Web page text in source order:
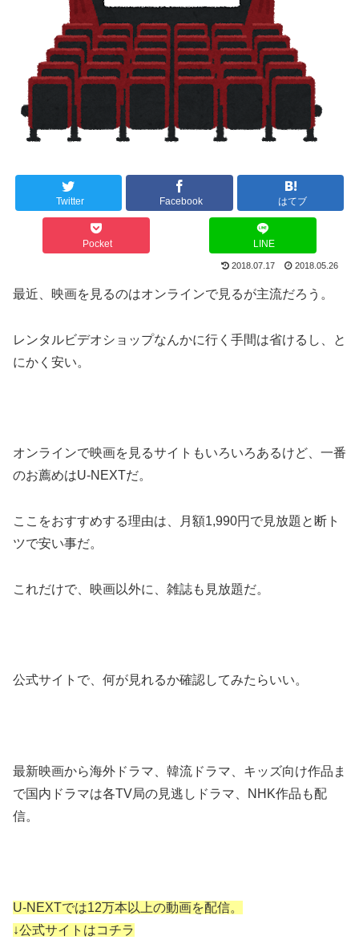
Twitter Facebook はてブ
Pocket LINE
2018.07.17 2018.05.26
最近、映画を見るのはオンラインで見るが主流だろう。
レンタルビデオショップなんかに行く手間は省けるし、と
にかく安い。
オンラインで映画を見るサイトもいろいろあるけど、一番
のお薦めはU-NEXTだ。
ここをおすすめする理由は、月額1,990円で見放題と断ト
ツで安い事だ。
これだけで、映画以外に、雑誌も見放題だ。
公式サイトで、何が見れるか確認してみたらいい。
最新映画から海外ドラマ、韓流ドラマ、キッズ向け作品ま
で国内ドラマは各TV局の見逃しドラマ、NHK作品も配
信。
U-NEXTでは12万本以上の動画を配信。
↓公式サイトはコチラ